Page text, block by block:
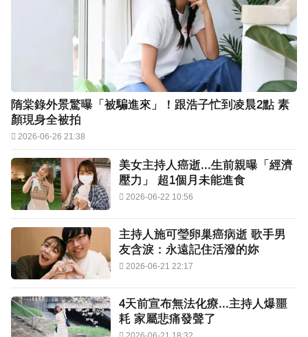
隋棠錄外景驚曝「被騙進來」！跟浩子忙到凌晨2點 素
顏現身全被拍
2026-06-26 21:38
美女主持人癌逝...生前親曝「經濟
壓力」 超1個月未能進食
2026-06-22 10:56
主持人施可瑩卵巢癌病逝 歌手男
友含淚：永遠記住活潑的妳
2026-06-21 22:17
4天前宣布無法化療...主持人爆噩
耗 家屬悲痛發聲了